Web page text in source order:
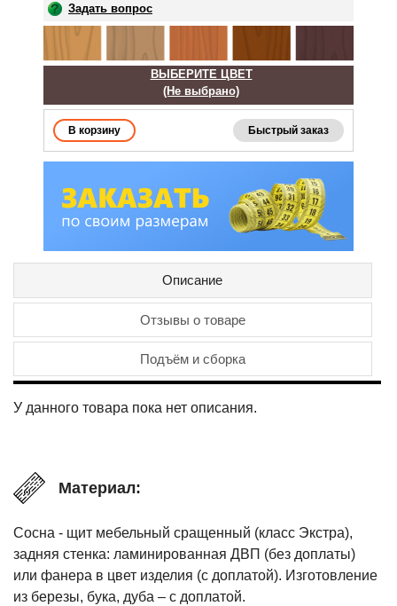
Задать вопрос
ВЫБЕРИТЕ ЦВЕТ
(Не выбрано)
Быстрый заказ
Описание
Отзывы о товаре
Подъём и сборка
У данного товара пока нет описания.
Материал:
Сосна - щит мебельный сращенный (класс Экстра),
задняя стенка: ламинированная ДВП (без доплаты)
или фанера в цвет изделия (с доплатой). Изготовление
из березы, бука, дуба – с доплатой.